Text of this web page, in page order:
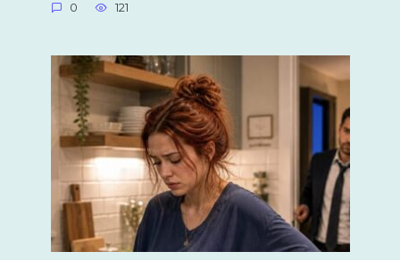
0 121